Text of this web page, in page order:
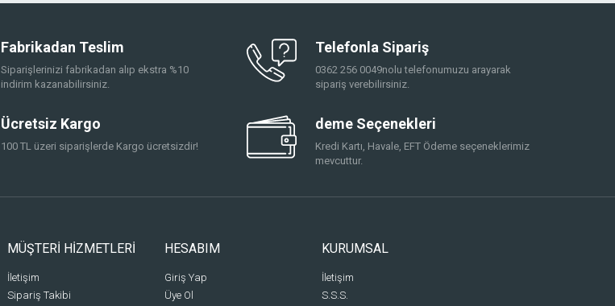
Fabrikadan Teslim
Siparişlerinizi fabrikadan alıp ekstra %10
indirim kazanabilirsiniz.
Telefonla Sipariş
0362 256 0049nolu telefonumuzu arayarak
sipariş verebilirsiniz.
Ücretsiz Kargo
100 TL üzeri siparişlerde Kargo ücretsizdir!
deme Seçenekleri
Kredi Kartı, Havale, EFT Ödeme seçeneklerimiz
mevcuttur.
MÜŞTERİ HİZMETLERİ
İletişim
Sipariş Takibi
HESABIM
Giriş Yap
Üye Ol
KURUMSAL
İletişim
S.S.S.